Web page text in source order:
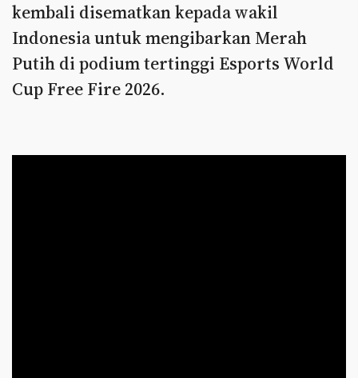
kembali disematkan kepada wakil
Indonesia untuk mengibarkan Merah
Putih di podium tertinggi Esports World
Cup Free Fire 2026.